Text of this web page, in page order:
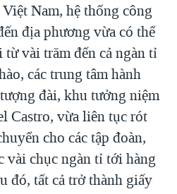
Nam, hệ thống công
địa phương vừa có thể
vài trăm đến cả ngàn tỉ
các trung tâm hành
đài, khu tưởng niệm
vừa liên tục rót
cho các tập đoàn,
vài chục ngàn tỉ tới hàng
đó, tất cả trở thành giấy